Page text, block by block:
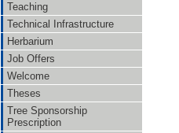
Teaching
Technical Infrastructure
Herbarium
Job Offers
Welcome
Theses
Tree Sponsorship
Prescription